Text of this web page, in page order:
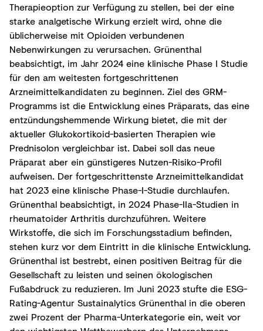
Therapieoption zur Verfügung zu stellen, bei der eine
starke analgetische Wirkung erzielt wird, ohne die
üblicherweise mit Opioiden verbundenen
Nebenwirkungen zu verursachen. Grünenthal
beabsichtigt, im Jahr 2024 eine klinische Phase I Studie
für den am weitesten fortgeschrittenen
Arzneimittelkandidaten zu beginnen. Ziel des GRM-
Programms ist die Entwicklung eines Präparats, das eine
entzündungshemmende Wirkung bietet, die mit der
aktueller Glukokortikoid-basierten Therapien wie
Prednisolon vergleichbar ist. Dabei soll das neue
Präparat aber ein günstigeres Nutzen-Risiko-Profil
aufweisen. Der fortgeschrittenste Arzneimittelkandidat
hat 2023 eine klinische Phase-I-Studie durchlaufen.
Grünenthal beabsichtigt, in 2024 Phase-IIa-Studien in
rheumatoider Arthritis durchzuführen. Weitere
Wirkstoffe, die sich im Forschungsstadium befinden,
stehen kurz vor dem Eintritt in die klinische Entwicklung.
Grünenthal ist bestrebt, einen positiven Beitrag für die
Gesellschaft zu leisten und seinen ökologischen
Fußabdruck zu reduzieren. Im Juni 2023 stufte die ESG-
Rating-Agentur Sustainalytics Grünenthal in die oberen
zwei Prozent der Pharma-Unterkategorie ein, weit vor